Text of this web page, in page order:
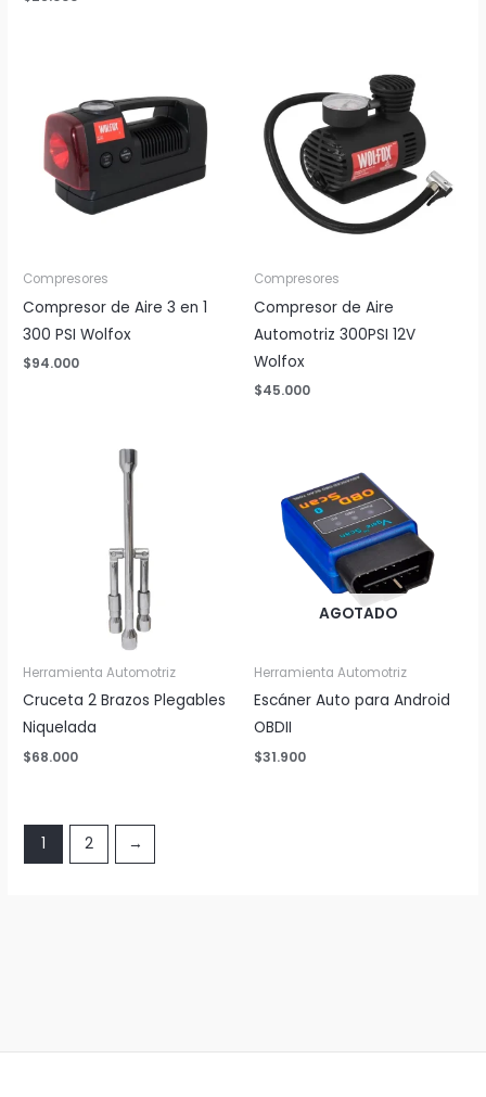
Compresores
Compresor de Aire 3 en 1
300 PSI Wolfox
$94.000
Compresores
Compresor de Aire
Automotriz 300PSI 12V
Wolfox
$45.000
Herramienta Automotriz
Cruceta 2 Brazos Plegables
Niquelada
$68.000
AGOTADO
Herramienta Automotriz
Escáner Auto para Android
OBDII
$31.900
1 2 →